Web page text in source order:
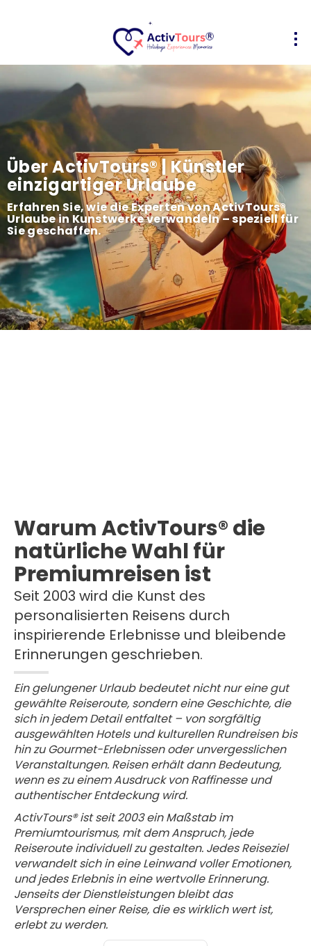
Über ActivTours® | Künstler
einzigartiger Urlaube
Erfahren Sie, wie die Experten von ActivTours®
Urlaube in Kunstwerke verwandeln – speziell für
Sie geschaffen.
Warum ActivTours® die
natürliche Wahl für
Premiumreisen ist
Seit 2003 wird die Kunst des
personalisierten Reisens durch
inspirierende Erlebnisse und bleibende
Erinnerungen geschrieben.
Ein gelungener Urlaub bedeutet nicht nur eine gut
gewählte Reiseroute, sondern eine Geschichte, die
sich in jedem Detail entfaltet – von sorgfältig
ausgewählten Hotels und kulturellen Rundreisen bis
hin zu Gourmet-Erlebnissen oder unvergesslichen
Veranstaltungen. Reisen erhält dann Bedeutung,
wenn es zu einem Ausdruck von Raffinesse und
authentischer Entdeckung wird.
ActivTours® ist seit 2003 ein Maßstab im
Premiumtourismus, mit dem Anspruch, jede
Reiseroute individuell zu gestalten. Jedes Reiseziel
verwandelt sich in eine Leinwand voller Emotionen,
und jedes Erlebnis in eine wertvolle Erinnerung.
Jenseits der Dienstleistungen bleibt das
Versprechen einer Reise, die es wirklich wert ist,
erlebt zu werden.